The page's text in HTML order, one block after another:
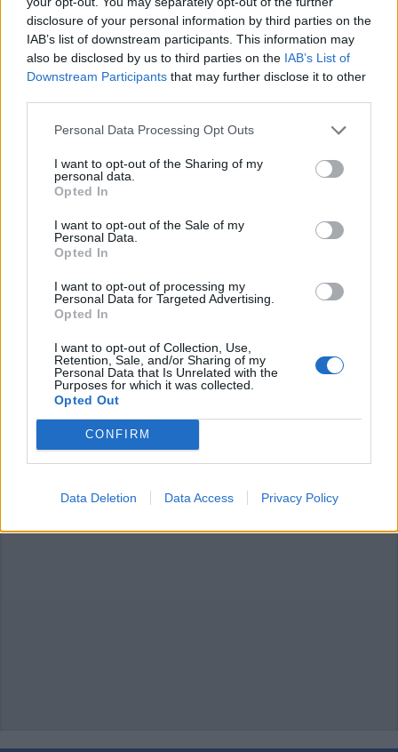
disclosure of your personal information by third parties on the
IAB’s list of downstream participants. This information may
also be disclosed by us to third parties on the IAB’s List of
Downstream Participants that may further disclose it to other
Personal Data Processing Opt Outs
I want to opt-out of the Sharing of my
personal data.
Opted In
I want to opt-out of the Sale of my
Personal Data.
Opted In
I want to opt-out of processing my
Personal Data for Targeted Advertising.
Opted In
I want to opt-out of Collection, Use,
Retention, Sale, and/or Sharing of my
Personal Data that Is Unrelated with the
Purposes for which it was collected.
Opted Out
CONFIRM
Data Deletion Data Access Privacy Policy
PIÙ INFORMAZIONI SU
lago maggiore
polfer
polizia ferroviaria
verbania notizie
verbano notizie verbanonews
PRIMO PIANO